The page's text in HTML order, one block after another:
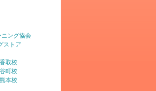
ング協会
ストア
取校
町校
本校